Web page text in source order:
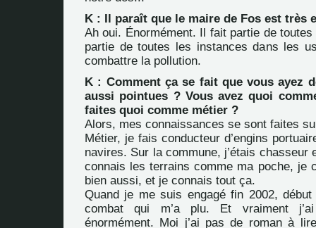
K : Il paraît que le maire de Fos est très
Ah oui. Énormément. Il fait partie de
partie de toutes les instances dans les
combattre la pollution.
K : Comment ça se fait que vous ayez
aussi pointues ? Vous avez quoi
faites quoi comme métier ?
Alors, mes connaissances se sont faites
Métier, je fais conducteur d’engins
navires. Sur la commune, j’étais chasseur
connais les terrains comme ma poche, je
bien aussi, et je connais tout ça.
Quand je me suis engagé fin 2002,
combat qui m’a plu. Et vraiment
énormément. Moi j’ai pas de roman à